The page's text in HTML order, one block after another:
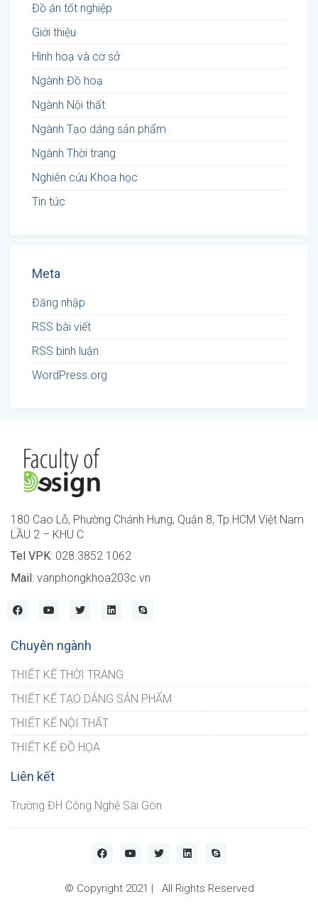
Đồ án tốt nghiệp
Giới thiệu
Hình hoạ và cơ sở
Ngành Đồ hoạ
Ngành Nội thất
Ngành Tạo dáng sản phẩm
Ngành Thời trang
Nghiên cứu Khoa học
Tin tức
Meta
Đăng nhập
RSS bài viết
RSS bình luận
WordPress.org
180 Cao Lỗ, Phường Chánh Hưng, Quận 8, Tp.HCM Việt Nam
LẦU 2 – KHU C
Tel VPK: 028.3852 1062
Mail: vanphongkhoa203c.vn
Chuyên ngành
THIẾT KẾ THỜI TRANG
THIẾT KẾ TẠO DÁNG SẢN PHẨM
THIẾT KẾ NỘI THẤT
THIẾT KẾ ĐỒ HỌA
Liên kết
Trường ĐH Công Nghệ Sài Gòn
© Copyright 2021 | All Rights Reserved